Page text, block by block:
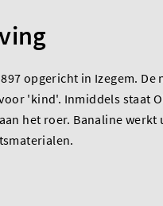
opgericht in Izegem.
'kind'. Inmiddels staat
het roer. Banaline